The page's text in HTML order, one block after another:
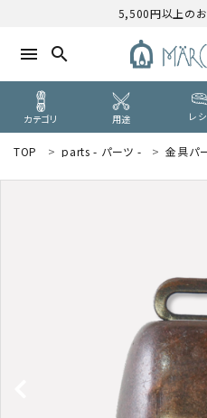
5,500円以上の
menu search
カテゴリ 用途 レ
新規
カテゴリーから探す
TOP parts - パーツ - 金具パ